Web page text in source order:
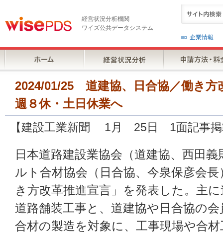
経営状況分析機関
ワイズ公共データシステム
企業情報
2024/01/25 道建協、日合協／働き方
週８休・土日休業へ
【建設工業新聞 1月 25日 1面記事掲
日本道路建設業協会（道建協、西田
ルト合材協会（日合協、今泉保彦会
き方改革推進宣言」を発表した。主
道路舗装工事と、道建協や日合協の
合材の製造を対象に、工事現場や合